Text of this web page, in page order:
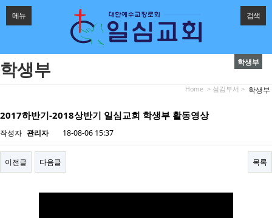
메뉴 검색
학생부
학생부
> 섬김부서 >
Home
학생부
2017하반기-2018상반기 일심교회 학생부 활동영상
작성자 관리자 18-08-06 15:37
이전글 다음글 목록